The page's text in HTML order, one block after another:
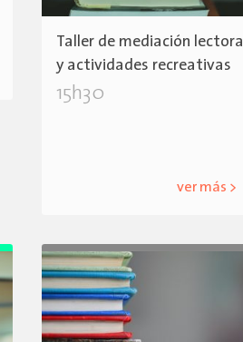
Taller de mediación lectora
y actividades recreativas
15h30
ver más >